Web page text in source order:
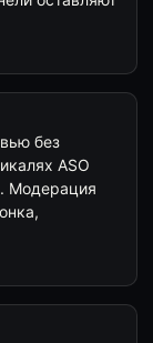
без
ASO
Модерация